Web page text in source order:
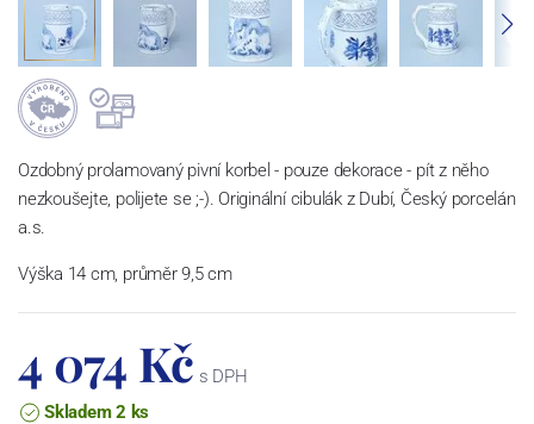
Ozdobný prolamovaný pivní korbel - pouze dekorace - pít z něho
nezkoušejte, polijete se ;-). Originální cibulák z Dubí, Český porcelán
a.s.
Výška 14 cm, průměr 9,5 cm
4 074 Kč s DPH
Skladem 2 ks